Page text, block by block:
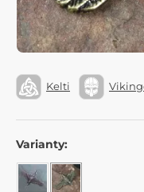
Kelti
Varianty: